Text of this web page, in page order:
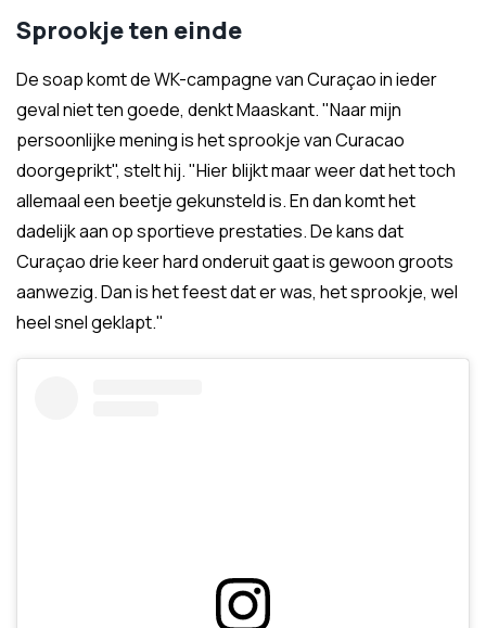
Sprookje ten einde
De soap komt de WK-campagne van Curaçao in ieder
geval niet ten goede, denkt Maaskant. "Naar mijn
persoonlijke mening is het sprookje van Curacao
doorgeprikt", stelt hij. "Hier blijkt maar weer dat het toch
allemaal een beetje gekunsteld is. En dan komt het
dadelijk aan op sportieve prestaties. De kans dat
Curaçao drie keer hard onderuit gaat is gewoon groots
aanwezig. Dan is het feest dat er was, het sprookje, wel
heel snel geklapt."